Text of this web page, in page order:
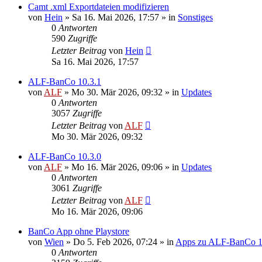
Camt .xml Exportdateien modifizieren
von Hein » Sa 16. Mai 2026, 17:57 » in Sonstiges
0 Antworten
590 Zugriffe
Letzter Beitrag von Hein
Sa 16. Mai 2026, 17:57
ALF-BanCo 10.3.1
von ALF » Mo 30. Mär 2026, 09:32 » in Updates
0 Antworten
3057 Zugriffe
Letzter Beitrag von ALF
Mo 30. Mär 2026, 09:32
ALF-BanCo 10.3.0
von ALF » Mo 16. Mär 2026, 09:06 » in Updates
0 Antworten
3061 Zugriffe
Letzter Beitrag von ALF
Mo 16. Mär 2026, 09:06
BanCo App ohne Playstore
von Wien » Do 5. Feb 2026, 07:24 » in Apps zu ALF-BanCo
0 Antworten